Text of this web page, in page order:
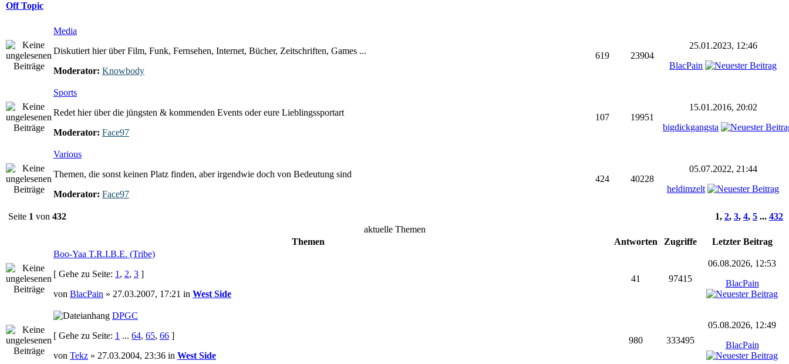
Off Topic
Media
Diskutiert hier über Film, Funk, Fernsehen, Internet, Bücher, Zeitschriften, Games ...
Moderator: Knowbody
619 23904
25.01.2023, 12:46
BlacPain
Sports
Redet hier über die jüngsten & kommenden Events oder eure Lieblingssportart
Moderator: Face97
107 19951
15.01.2016, 20:02
bigdickgangsta
Various
Themen, die sonst keinen Platz finden, aber irgendwie doch von Bedeutung sind
Moderator: Face97
424 40228
05.07.2022, 21:44
heldimzelt
Seite 1 von 432 1, 2, 3, 4, 5 ... 432
aktuelle Themen
Themen
Antworten Zugriffe
Letzter Beitrag
Boo-Yaa T.R.I.B.E. (Tribe)
[ Gehe zu Seite: 1 , 2, 3 ]
von BlacPain » 27.03.2007, 17:21 in West Side
41 97415
06.08.2026, 12:53
BlacPain
DPGC
[ Gehe zu Seite: 1 ... 64, 65, 66 ]
von Tekz » 27.03.2004, 23:36 in West Side
980 333495
05.08.2026, 12:49
BlacPain